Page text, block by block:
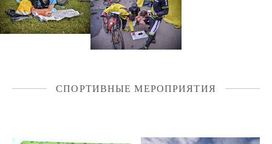
СПОРТИВНЫЕ МЕРОПРИЯТИЯ